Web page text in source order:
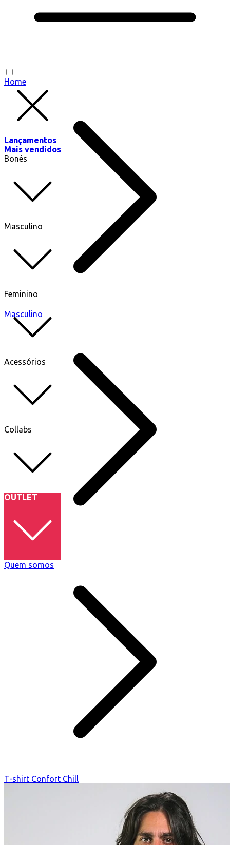
Lançamentos
Mais vendidos
Bonés
Masculino
Feminino
Acessórios
Collabs
OUTLET
Quem somos
Home
Masculino
T-shirt Confort Chill